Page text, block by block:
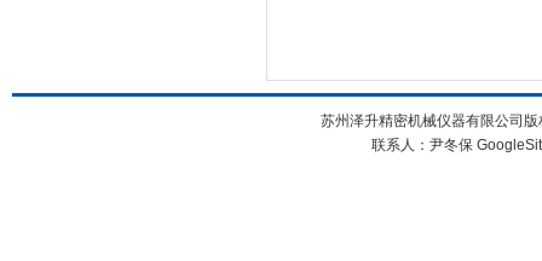
苏州泽升精密机械仪器有限公司
联系人：尹冬保